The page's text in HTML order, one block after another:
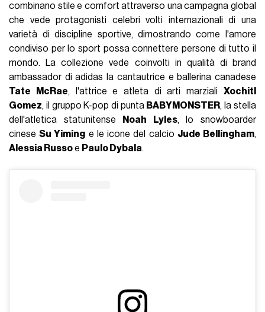
combinano stile e comfort attraverso una campagna global
che vede protagonisti celebri volti internazionali di una
varietà di discipline sportive, dimostrando come l'amore
condiviso per lo sport possa connettere persone di tutto il
mondo. La collezione vede coinvolti in qualità di brand
ambassador di adidas la cantautrice e ballerina canadese
Tate McRae, l'attrice e atleta di arti marziali Xochitl
Gomez, il gruppo K-pop di punta BABYMONSTER, la stella
dell'atletica statunitense
Noah Lyles, lo snowboarder
cineseSu Yiming e le icone del calcio Jude Bellingham,
Alessia Russoe Paulo Dybala.